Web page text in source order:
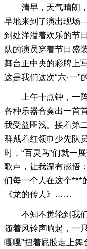
清早，天气晴朗，
早地来到了演出现场
到处洋溢着欢乐的节
队的演员穿着节日盛
舞台正中央的彩牌上
这是我们这次“六·一”
上午十点钟，一阵
各种乐器合奏出一首
我受益匪浅。接着第
群戴着红领巾少先队
时，“百灵鸟”们就一
歌声，让我深有感悟
们每一个人在这个***
《龙的传人》……
不知不觉轮到我们
随着风铃声响起，一
嘎嘎”扭着屁股走上